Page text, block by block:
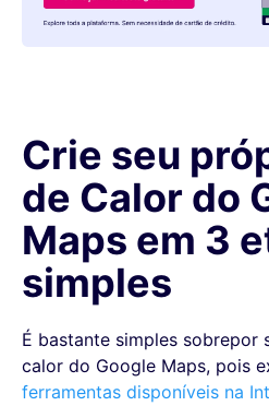
Crie seu
de Calor do
Maps em 3
simples
É bastante simples sobrepor
calor do Google Maps, pois
ferramentas disponíveis na